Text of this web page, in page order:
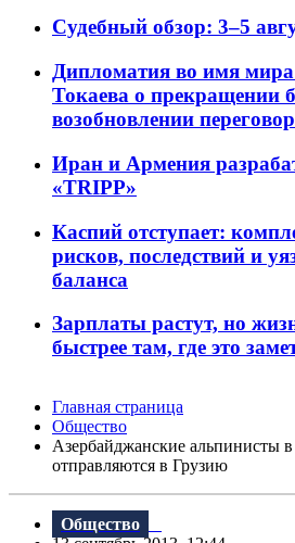
Судебный обзор: 3–5
Дипломатия во имя
Токаева о прекращении
возобновлении
Иран и Армения
«TRIPP»
Каспий отступает:
рисков, последствий и
баланса
Зарплаты растут, но
быстрее там, где это
Главная страница
Общество
Азербайджанские альпинисты в
отправляются в Грузию
Общество